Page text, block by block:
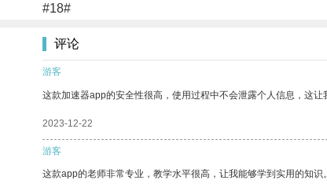
#18#
评论
游客
这款加速器app的安全性很高，使用过程中不会泄露个人信息，这
2023-12-22
游客
这款app的老师非常专业，教学水平很高，让我能够学到实用的知识。